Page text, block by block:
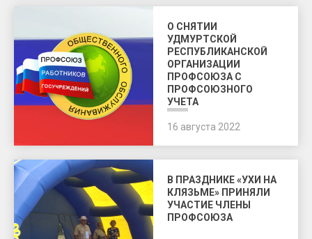
О СНЯТИИ
УДМУРТСКОЙ
РЕСПУБЛИКАНСКОЙ
ОРГАНИЗАЦИИ
ПРОФСОЮЗА С
ПРОФСОЮЗНОГО
УЧЕТА
16 августа 2022
В ПРАЗДНИКЕ «УХИ НА
КЛЯЗЬМЕ» ПРИНЯЛИ
УЧАСТИЕ ЧЛЕНЫ
ПРОФСОЮЗА